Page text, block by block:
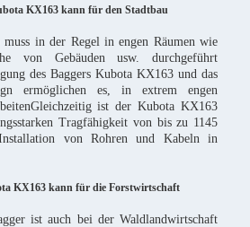
KX163 kann für den Stadtbau
in der Regel in engen Räumen wie
von Gebäuden usw. durchgeführt
des Baggers Kubota KX163 und das
ermöglichen es, in extrem engen
ist der Kubota KX163
Tragfähigkeit von bis zu 1145
von Rohren und Kabeln in
KX163 kann für die Forstwirtschaft
ist auch bei der Waldlandwirtschaft